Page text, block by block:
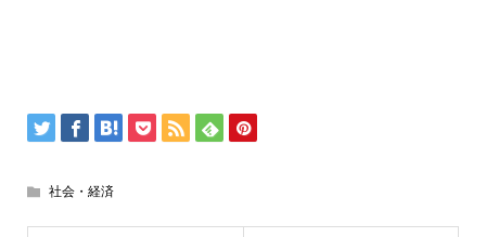
社会・経済